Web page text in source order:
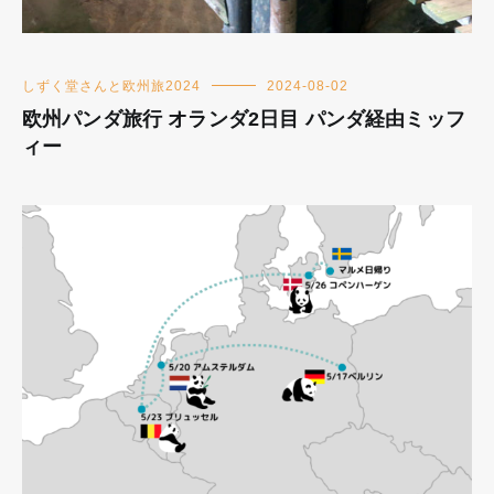
しずく堂さんと欧州旅2024 2024-08-02
欧州パンダ旅行 オランダ2日目 パンダ経由ミッフ
ィー